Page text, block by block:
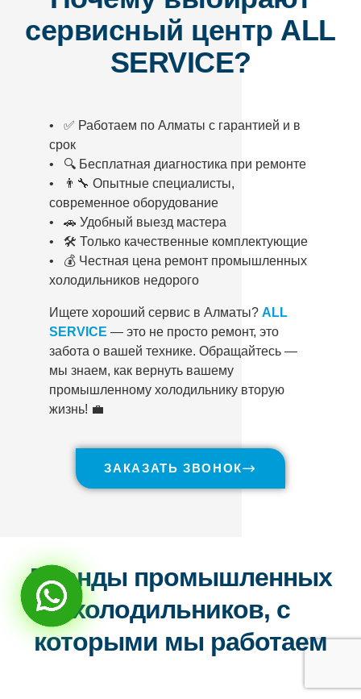
сервисный центр ALL
SERVICE?
• ✅ Работаем по Алматы с гарантией и в
срок
• 🔍 Бесплатная диагностика при ремонте
• 👨‍🔧 Опытные специалисты,
современное оборудование
• 🚗 Удобный выезд мастера
• 🛠️ Только качественные комплектующие
• 💰 Честная цена ремонт промышленных
холодильников недорого
Ищете хороший сервис в Алматы? ALL
SERVICE — это не просто ремонт, это
забота о вашей технике. Обращайтесь —
мы знаем, как вернуть вашему
промышленному холодильнику вторую
жизнь! 💼
ЗАКАЗАТЬ ЗВОНОК
Бренды промышленных
холодильников, с
которыми мы работаем